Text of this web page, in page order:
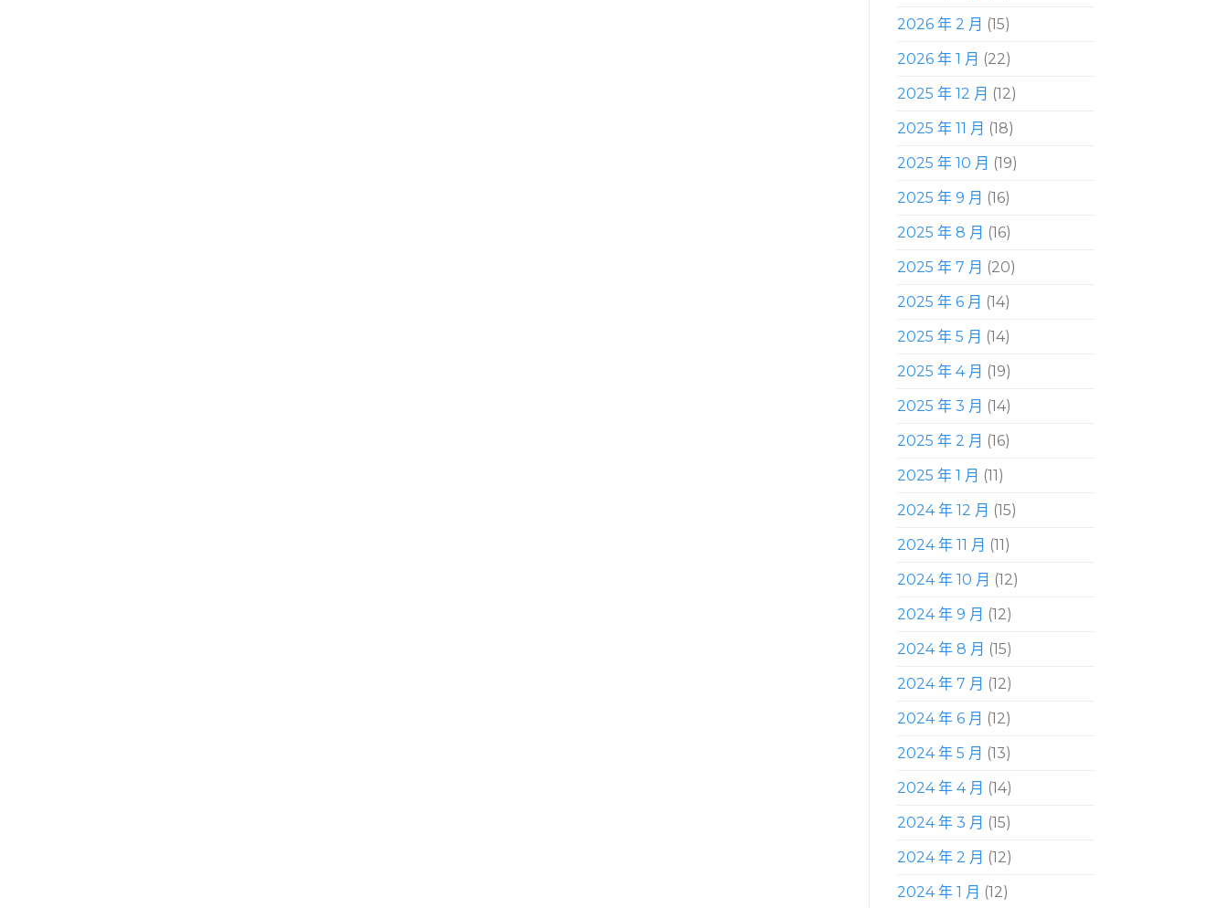
2026 年 2 月 (15)
2026 年 1 月 (22)
2025 年 12 月 (12)
2025 年 11 月 (18)
2025 年 10 月 (19)
2025 年 9 月 (16)
2025 年 8 月 (16)
2025 年 7 月 (20)
2025 年 6 月 (14)
2025 年 5 月 (14)
2025 年 4 月 (19)
2025 年 3 月 (14)
2025 年 2 月 (16)
2025 年 1 月 (11)
2024 年 12 月 (15)
2024 年 11 月 (11)
2024 年 10 月 (12)
2024 年 9 月 (12)
2024 年 8 月 (15)
2024 年 7 月 (12)
2024 年 6 月 (12)
2024 年 5 月 (13)
2024 年 4 月 (14)
2024 年 3 月 (15)
2024 年 2 月 (12)
2024 年 1 月 (12)